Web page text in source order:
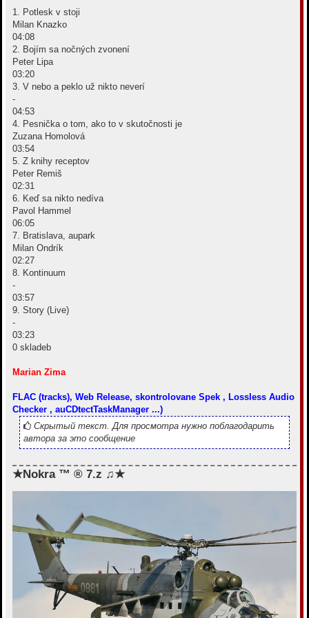
1. Potlesk v stoji
Milan Knazko
04:08
2. Bojím sa nočných zvonení
Peter Lipa
03:20
3. V nebo a peklo už nikto neverí
-
04:53
4. Pesnička o tom, ako to v skutočnosti je
Zuzana Homolová
03:54
5. Z knihy receptov
Peter Remiš
02:31
6. Keď sa nikto nedíva
Pavol Hammel
06:05
7. Bratislava, aupark
Milan Ondrík
02:27
8. Kontinuum
-
03:57
9. Story (Live)
-
03:23
0 skladeb
Marian Zima
FLAC (tracks), Web Release, skontrolovane Spek , Lossless Audio
Checker , auCDtectTaskManager ...)
Скрытый текст. Для просмотра нужно поблагодарить
автора за это сообщение
★Nokra ™ ® 7.z ♫★